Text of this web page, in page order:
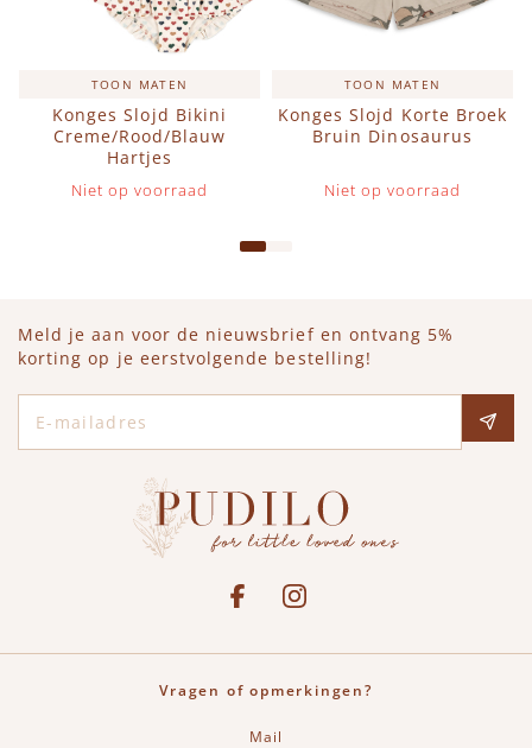
TOON MATEN
Konges Slojd Bikini
Creme/Rood/Blauw
Hartjes
Niet op voorraad
TOON MATEN
Konges Slojd Korte Broek
Bruin Dinosaurus
Niet op voorraad
Meld je aan voor de nieuwsbrief en ontvang 5%
korting op je eerstvolgende bestelling!
See our FacebookBekijk onze Instagram pagina
Vragen of opmerkingen?
Mail